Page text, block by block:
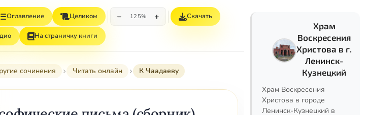
Оглавление Целиком − 125% + Скачать
На страничку книги
сочинения Читать онлайн К Чаадаеву
Храм
Воскресения
Христова в г.
Ленинск-
Кузнецкий
Храм Воскресения
Христова в городе
Ленинск-Кузнецкий в